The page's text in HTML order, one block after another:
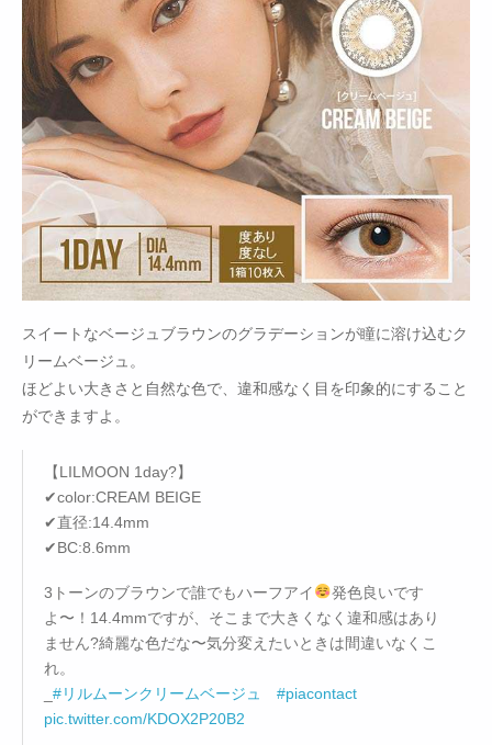
スイートなベージュブラウンのグラデーションが瞳に溶け込むク
リームベージュ。
ほどよい大きさと自然な色で、違和感なく目を印象的にすること
ができますよ。
【LILMOON 1day?】
✔︎color:CREAM BEIGE
✔︎直径:14.4mm
✔︎BC:8.6mm
3トーンのブラウンで誰でもハーフアイ
発色良いです
よ〜！14.4mmですが、そこまで大きくなく違和感はあり
ません?綺麗な色だな〜気分変えたいときは間違いなくこ
れ。
#リルムーンクリームベージュ
#piacontact
pic.twitter.com/KDOX2P20B2